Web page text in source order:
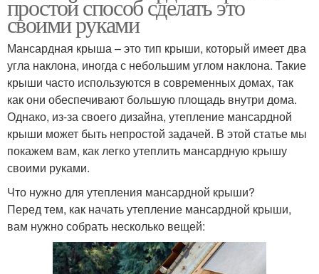
простой способ сделать это
своими руками
Мансардная крыша – это тип крыши, который имеет два
угла наклона, иногда с небольшим углом наклона. Такие
крыши часто используются в современных домах, так
как они обеспечивают большую площадь внутри дома.
Однако, из-за своего дизайна, утепление мансардной
крыши может быть непростой задачей. В этой статье мы
покажем вам, как легко утеплить мансардную крышу
своими руками.
Что нужно для утепления мансардной крыши?
Перед тем, как начать утепление мансардной крыши,
вам нужно собрать несколько вещей: